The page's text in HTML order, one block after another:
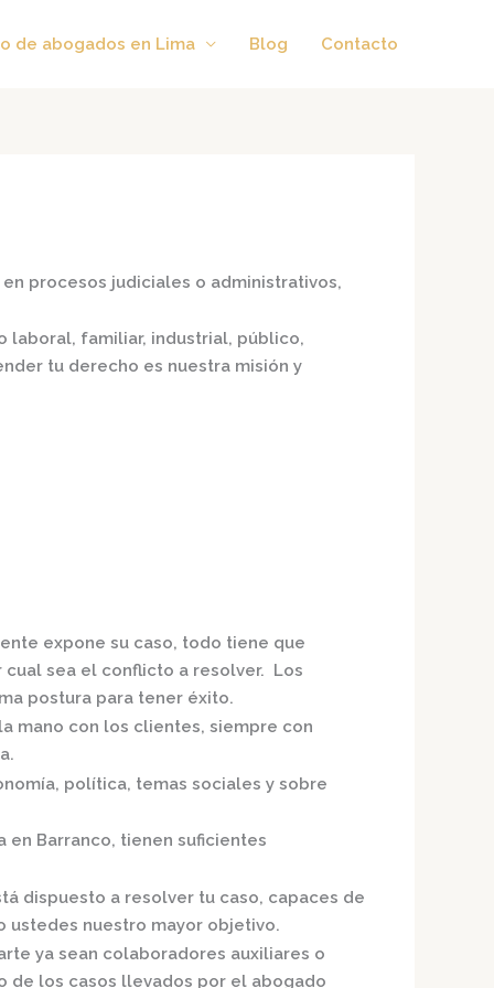
de abogados en Lima Blog Contacto
procesos judiciales o administrativos,
laboral, familiar, industrial, público,
tu derecho es nuestra misión y
expone su caso, todo tiene que
sea el conflicto a resolver. Los
postura para tener éxito.
mano con los clientes, siempre con
política, temas sociales y sobre
en Barranco, tienen suficientes
dispuesto a resolver tu caso, capaces de
ustedes nuestro mayor objetivo.
ya sean colaboradores auxiliares o
de los casos llevados por el abogado